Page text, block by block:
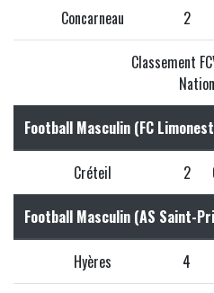
Concarneau 2
Classement
Football Masculin (FC
Créteil 2
Football Masculin (AS Saint-
Hyères 4